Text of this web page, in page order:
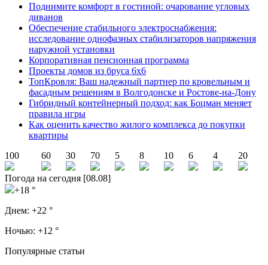
Поднимите комфорт в гостиной: очарование угловых
диванов
Обеспечение стабильного электроснабжения:
исследование однофазных стабилизаторов напряжения
наружной установки
Корпоративная пенсионная программа
Проекты домов из бруса 6х6
ТопКровля: Ваш надежный партнер по кровельным и
фасадным решениям в Волгодонске и Ростове-на-Дону
Гибридный контейнерный подход: как Боцман меняет
правила игры
Как оценить качество жилого комплекса до покупки
квартиры
100
60 30 70 5 8 10 6 4 20
Погода на сегодня [08.08]
+18 °
Днем: +22 °
Ночью: +12 °
Популярные статьи